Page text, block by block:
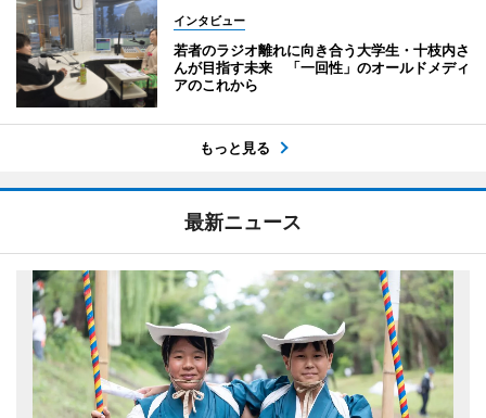
インタビュー
若者のラジオ離れに向き合う大学生・十枝内さ
んが目指す未来 「一回性」のオールドメディ
アのこれから
もっと見る
最新ニュース